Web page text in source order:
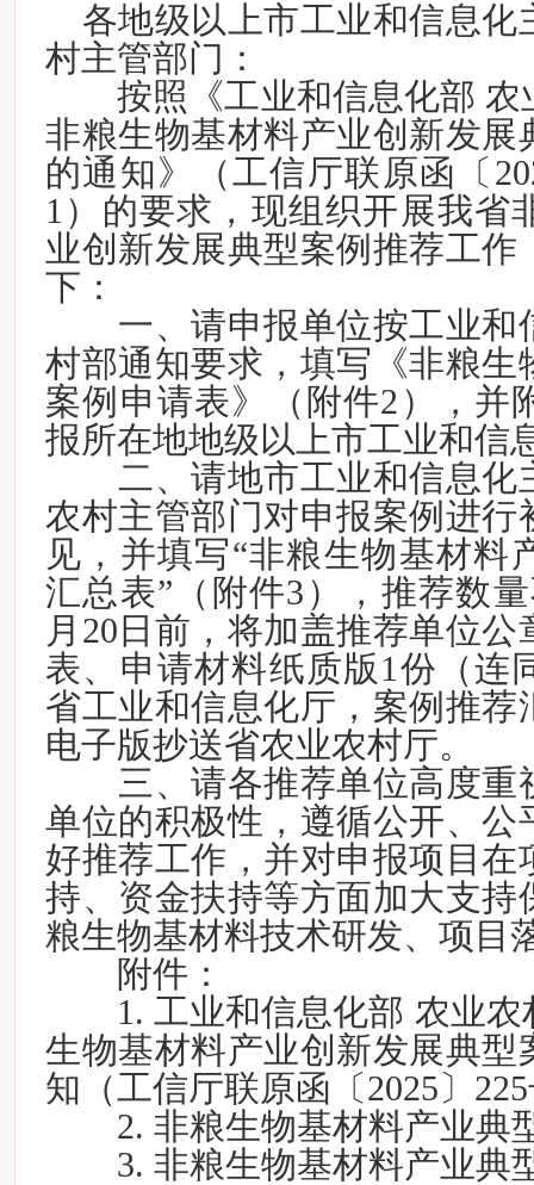
各地级以上市工业和信息化
村主管部门：
按照《工业和信息化部
非粮生物基材料产业创新发展
的通知》（工信厅联原函〔
1）的要求，现组织开展我省
业创新发展典型案例推荐工作
下：
一、请申报单位按工业和
村部通知要求，填写《非粮生
案例申请表》（附件2），并
报所在地地级以上市工业和信
二、请地市工业和信息化
农村主管部门对申报案例进行
见，并填写“非粮生物基材料
汇总表”（附件3），推荐数
月20日前，将加盖推荐单位
表、申请材料纸质版1份（连
省工业和信息化厅，案例推荐
电子版抄送省农业农村厅。
三、请各推荐单位高度重
单位的积极性，遵循公开、公
好推荐工作，并对申报项目在
持、资金扶持等方面加大支持
粮生物基材料技术研发、项目
附件：
1. 工业和信息化部 农业
生物基材料产业创新发展典型
知（工信厅联原函〔2025〕
2. 非粮生物基材料产业典
3. 非粮生物基材料产业典